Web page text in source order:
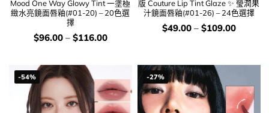
Mood One Way Glowy Tint 一塗極
緻水亮鏡面唇釉(#01-20) – 20色選
擇
價
$96.00– $116.00
版 Couture Lip Tint Glaze ✨ 瑩潤果
汁鏡面唇釉(#01-26) – 24色選擇
價
$49.00– $109.00
-54% -27%